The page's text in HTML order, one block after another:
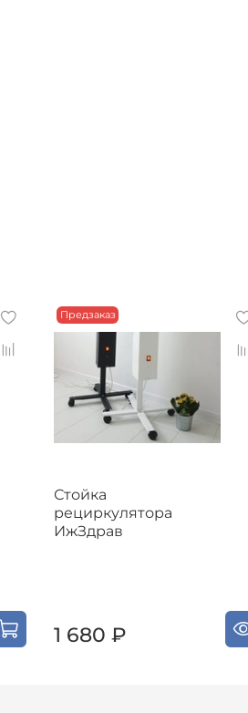
Предзаказ
Стойка
рециркулятора
ИжЗдрав
1 680 ₽